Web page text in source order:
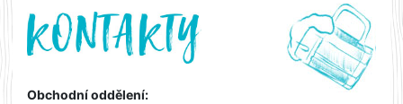
Obchodní oddělení: